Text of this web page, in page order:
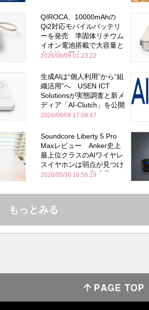
QIROCA、10000mAhの
Qi2対応モバイルバッテリ
ーを発売 準固体リチウム
イオン電池搭載で大容量と
安全性を両立
2026/06/09 01:23:22
生成AIは“個人利用”から“組
織活用”へ USEN ICT
Solutionsが実態調査と新メ
ディア「AI-Clutch」を公開
2026/06/08 17:08:47
Soundcore Liberty 5 Pro
Maxレビュー Anker史上
最上位クラスのAIワイヤレ
スイヤホンは弱点が見つけ
づらいくらいの完成度にび
Bose並み
2026/05/30 16:56:19
もっとみる